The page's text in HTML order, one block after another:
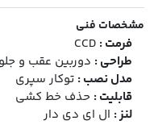
مشخصات فنی
فرمت : CCD
طراحی : دوربین عقب و جلو
مدل نصب : توکار سپری
قابلیت : حذف خط کشی
لنز : ال ای دی دار